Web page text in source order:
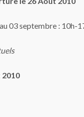
03 septembre : 10h-
2010